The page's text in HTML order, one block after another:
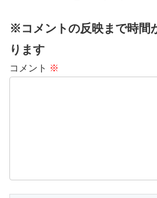
※コメントの反映まで時間
ります
コメント ※